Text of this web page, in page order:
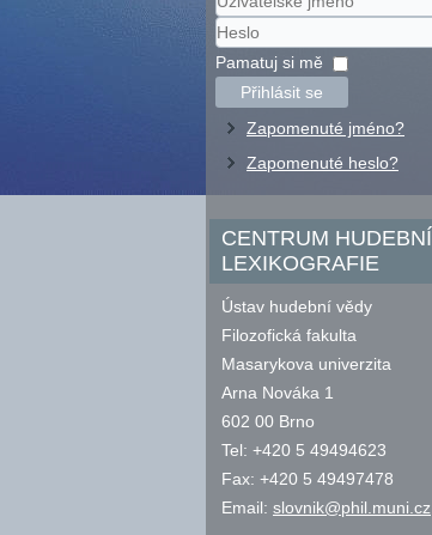
Uživatelské
jméno
Heslo
Pamatuj si mě
Přihlásit se
Zapomenuté jméno?
Zapomenuté heslo?
CENTRUM HUDEBNÍ
LEXIKOGRAFIE
Ústav hudební vědy
Filozofická fakulta
Masarykova univerzita
Arna Nováka 1
602 00 Brno
Tel: +420 5 49494623
Fax: +420 5 49497478
Email: slovnik@phil.muni.cz